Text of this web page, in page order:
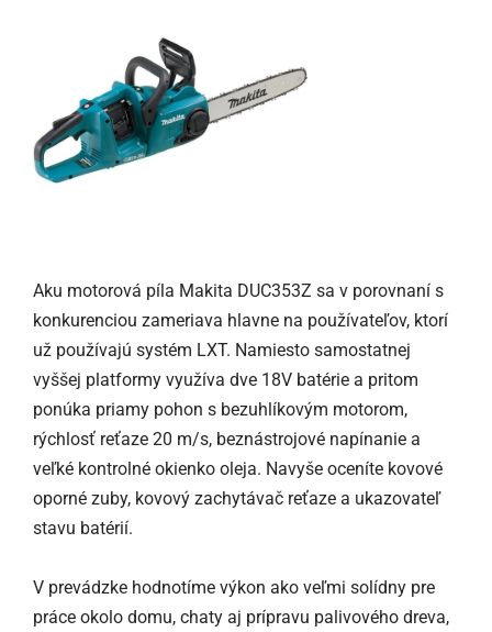
Aku motorová píla Makita DUC353Z sa v porovnaní s
konkurenciou zameriava hlavne na používateľov, ktorí
už používajú systém LXT. Namiesto samostatnej
vyššej platformy využíva dve 18V batérie a pritom
ponúka priamy pohon s bezuhlíkovým motorom,
rýchlosť reťaze 20 m/s, beznástrojové napínanie a
veľké kontrolné okienko oleja. Navyše oceníte kovové
oporné zuby, kovový zachytávač reťaze a ukazovateľ
stavu batérií.
V prevádzke hodnotíme výkon ako veľmi solídny pre
práce okolo domu, chaty aj prípravu palivového dreva,